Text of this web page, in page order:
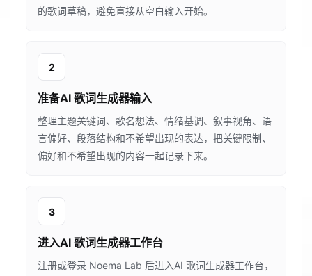
的歌词草稿，避免直接从空白输入开始。
2
准备AI 歌词生成器输入
整理主题关键词、歌名想法、情绪基调、叙事视角、语
言偏好、段落结构和不希望出现的表达，把关键限制、
偏好和不希望出现的内容一起记录下来。
3
进入AI 歌词生成器工作台
注册或登录 Noema Lab 后进入AI 歌词生成器工作台，